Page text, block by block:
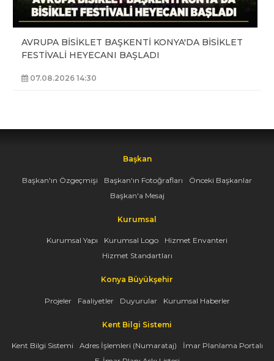
AVRUPA BİSİKLET BAŞKENTİ KONYA'DA BİSİKLET
FESTİVALİ HEYECANI BAŞLADI
07.08.2026 14:30
Başkan
Başkan'ın Özgeçmişi Başkan'ın Fotoğrafları
Önceki Başkanlar
Başkan'a Mesaj
Kurumsal
Kurumsal Yapı Kurumsal Logo
Hizmet Envanteri
Hizmet Standartları
Konya Büyükşehir
Projeler Faaliyetler Duyurular Kurumsal Haberler
Kent Bilgi Sistemi
Kent Bilgi Sistemi Adres İşlemleri (Numarataj)
İmar Planlama Portalı